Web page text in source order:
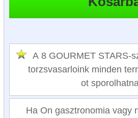
A 8 GOURMET STARS-
torzsvasarloink minden
ot
Ha On gasztronomia vagy